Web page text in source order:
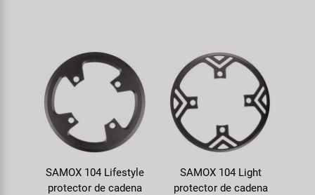
SAMOX 104 Lifestyle
protector de cadena
SAMOX 104 Light
protector de cadena